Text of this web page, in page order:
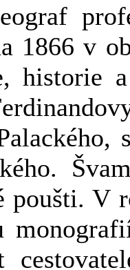
1866 v
historie
V